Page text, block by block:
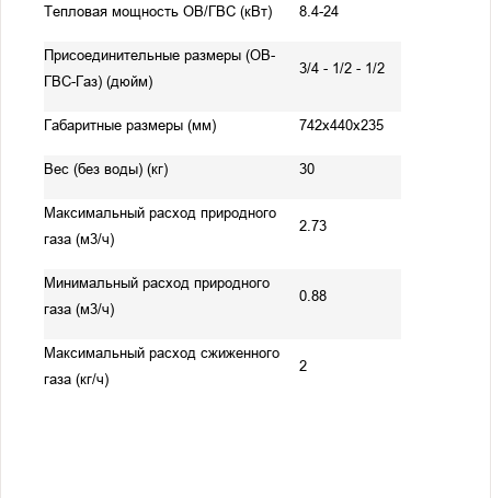
Тепловая мощность ОВ/ГВС (кВт) 8.4-24
Присоединительные размеры (ОВ-
ГВС-Газ) (дюйм)
3/4 - 1/2 - 1/2
Габаритные размеры (мм) 742x440x235
Вес (без воды) (кг) 30
Максимальный расход природного
газа (м3/ч)
2.73
Минимальный расход природного
газа (м3/ч)
0.88
Максимальный расход сжиженного
газа (кг/ч)
2